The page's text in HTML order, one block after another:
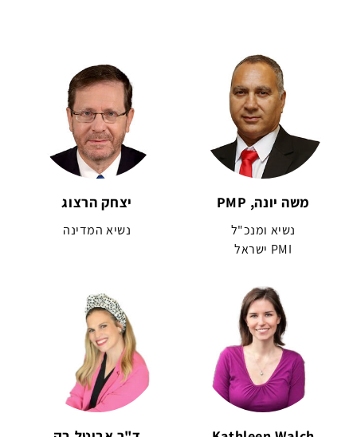
משה יונה, PMP
נשיא ומנכ"ל
PMI ישראל
יצחק הרצוג
נשיא המדינה